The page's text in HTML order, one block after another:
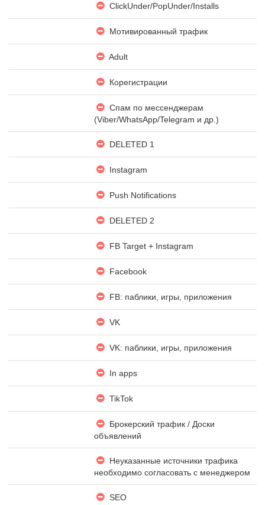
ClickUnder/PopUnder/Installs
Мотивированный трафик
Adult
Корегистрации
Спам по мессенджерам
(Viber/WhatsApp/Telegram и др.)
DELETED 1
Instagram
Push Notifications
DELETED 2
FB Target + Instagram
Facebook
FB: паблики, игры, приложения
VK
VK: паблики, игры, приложения
In apps
TikTok
Брокерский трафик / Доски
объявлений
Неуказанные источники трафика
необходимо согласовать с менеджером
SEO